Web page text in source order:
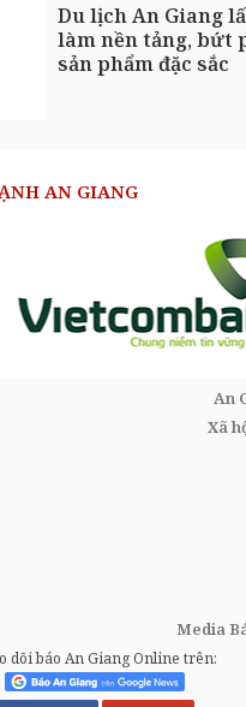
Du lịch An Giang
làm nền tảng, bứt
sản phẩm đặc sắc
AN GIANG
An
Xã
Media
dõi báo An Giang Online trên: